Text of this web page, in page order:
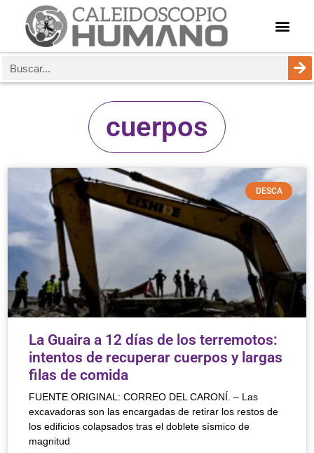
cuerpos
DESCA
La Guaira a 12 días de los terremotos:
intentos de recuperar cuerpos y largas
filas de comida
FUENTE ORIGINAL: CORREO DEL CARONÍ. – Las
excavadoras son las encargadas de retirar los restos de
los edificios colapsados tras el doblete sísmico de
magnitud